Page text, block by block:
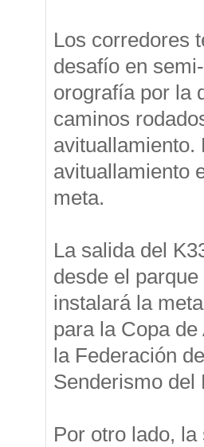
Los corredores
desafío en
orografía por la
caminos
avituallamiento.
avituallamiento
meta.
La salida del
desde el
instalará la
para la Copa
la Federación
Senderismo del
Por otro lado,